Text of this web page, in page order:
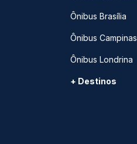
Ônibus Brasília
Ônibus Campinas
Ônibus Londrina
+ Destinos